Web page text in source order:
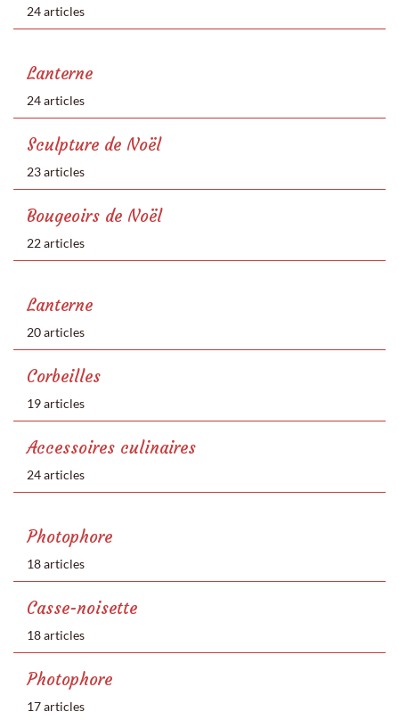
24 articles
Lanterne
24 articles
Sculpture de Noël
23 articles
Bougeoirs de Noël
22 articles
Lanterne
20 articles
Corbeilles
19 articles
Accessoires culinaires
24 articles
Photophore
18 articles
Casse-noisette
18 articles
Photophore
17 articles